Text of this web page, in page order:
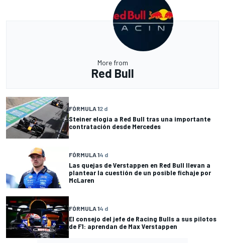
More from
Red Bull
FÓRMULA 12 d
Steiner elogia a Red Bull tras una importante
contratación desde Mercedes
FÓRMULA 14 d
Las quejas de Verstappen en Red Bull llevan a
plantear la cuestión de un posible fichaje por
McLaren
FÓRMULA 14 d
El consejo del jefe de Racing Bulls a sus pilotos
de F1: aprendan de Max Verstappen